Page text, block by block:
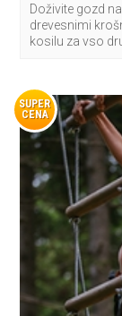
Doživite gozd
drevesnimi
kosilu za vso
SUPER
CENA